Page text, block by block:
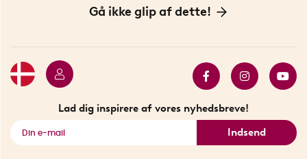
Vores historie
Opfindere
Gå ikke glip af dette!
Se alle smarte produkter
Lad dig inspirere af vores nyhedsbreve!
Indsend